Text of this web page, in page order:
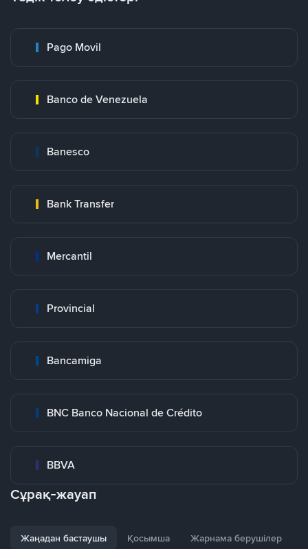
Pago Movil
Banco de Venezuela
Banesco
Bank Transfer
Mercantil
Provincial
Bancamiga
BNC Banco Nacional de Crédito
BBVA
Сұрақ-жауап
Жаңадан бастаушы Қосымша Жарнама берушілер